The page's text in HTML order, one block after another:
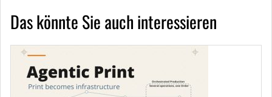
Das könnte Sie auch interessieren